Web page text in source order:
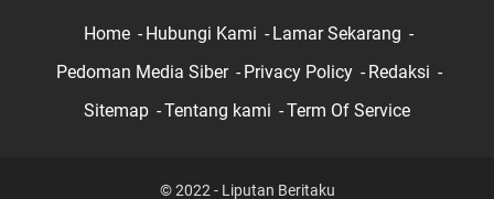
Home Hubungi Kami
Lamar Sekarang
Pedoman Media Siber
Privacy Policy
Redaksi
Sitemap
Tentang kami Term Of Service
© 2022 - Liputan Beritaku